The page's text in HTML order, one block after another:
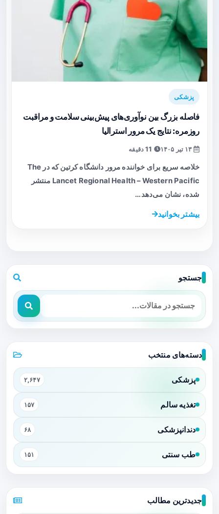
پزشکی
فاصله بزرگ بین نوآوری‌های پیش‌بینی سلامت و مراقبت
روزمره: نتایج یک مرور استرالیا
خلاصه سریع برای خواننده مرور دانشگاه کرتین که در The
Lancet Regional Health – Western Pacific منتشر
شده، نشان می‌دهد…
بیشتر بخوانید
جستجو
دسته‌های منتخب
پزشکی ۲,۶۴۷
تغذیه سالم ۱۵۷
دندانپزشکی ۶۸
طب سنتی ۱۵۱
جدیدترین مطالب